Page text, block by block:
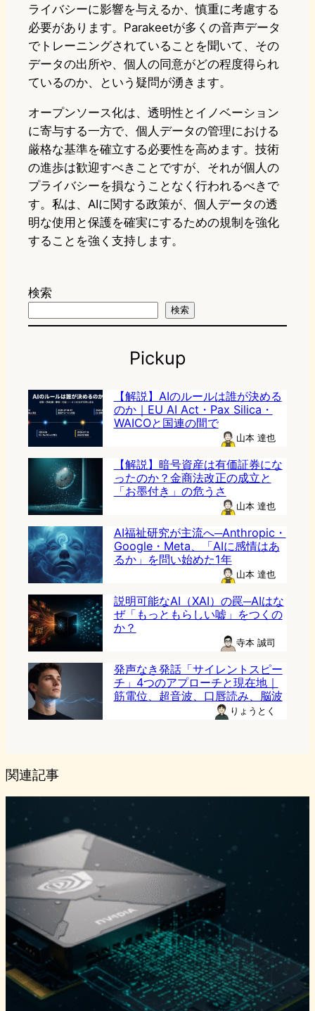
ライバシーに影響を与えるか、慎重に考慮する
必要があります。Parakeetが多くの音声データ
でトレーニングされていることを聞いて、その
データの出所や、個人の同意がどの程度得られ
ているのか、という疑問が湧きます。
オープンソース化は、透明性とイノベーション
に寄与する一方で、個人データの管理における
厳格な基準を確立する必要性を高めます。技術
の進歩は歓迎すべきことですが、それが個人の
プライバシーを損なうことなく行われるべきで
す。私は、AIに関する政策が、個人データの透
明な使用と保護を確実にするための規制を強化
することを強く支持します。
検索
検索
Pickup
【解説】AIのルールは誰が決める
のか｜EU AI Act・Pax Silica・
WAICOと国連の間で
山本 達也
【解説】暗号資産は有価証券にな
ったのか？金商法改正の成立と
「お墨付き」の危うさ
山本 達也
AI福祉研究が主流へ─Anthropic・
Google・Meta、「AIに感情はあ
るか」を問い始めた1年
山本 達也
説明可能なAI（XAI）の罠─AIはな
ぜ「もっともらしい嘘」をつくの
か？
寺本 誠司
発声なき発話「サイレントスピー
チ」4つのアプローチと現在地｜
筋電位、超音波、口唇読み、脳波
りょうとく
関連記事